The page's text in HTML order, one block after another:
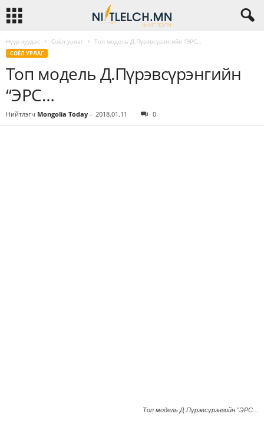
Нүүр хуудас Соёл урлаг Топ модель Д.Пүрэвсүрэнгийн “ЭРС…
СОЁЛ УРЛАГ
Топ модель Д.Пүрэвсүрэнгийн
“ЭРС…
Нийтлэгч Mongolia Today - 2018.01.11 0
Топ модель Д.Пүрэвсүрэнгийн "ЭРС...